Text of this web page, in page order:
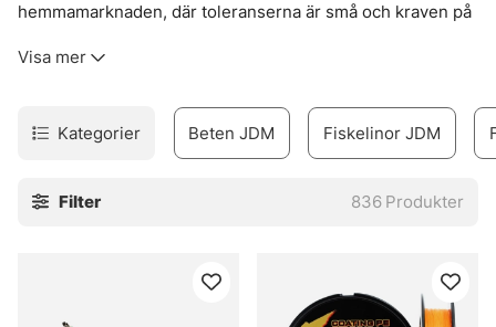
hemmamarknaden, där toleranserna är små och kraven på
prylar som ofta känns ovanligt välavvägda i handen, med
Inte flashigt. Bara genomtänkt.
Här finns japanska favoriter från namn som Shimano,
mer särpräglade märken som Noike, Zenaq och Evergreen.
allt ska sitta där det ska. För den som fiskar mycket, eller
bara vill ha grejer med lite mer nerv i konstruktionen, är
Visa mer
Kategorier Beten JDM Fiskelinor JDM
Filter 836 Produkter